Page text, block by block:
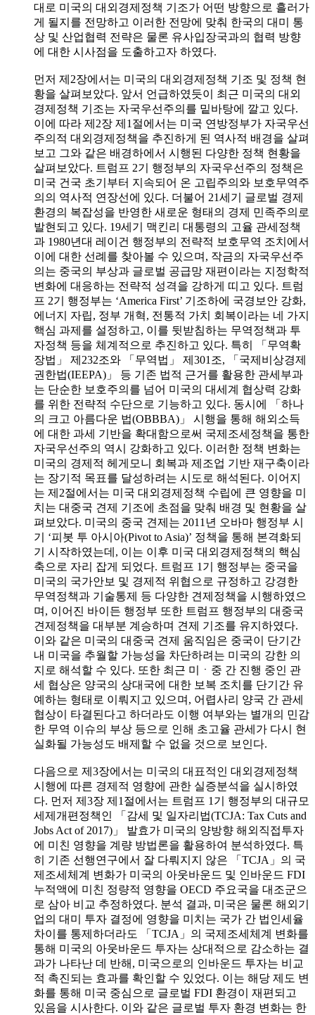
대로 미국의 대외경제정책 기조가 어떤 방향으로 흘러가
게 될지를 전망하고 이러한 전망에 맞춰 한국의 대미 통
상 및 산업협력 전략은 물론 유사입장국과의 협력 방향
에 대한 시사점을 도출하고자 하였다.
먼저 제2장에서는 미국의 대외경제정책 기조 및 정책 현
황을 살펴보았다. 앞서 언급하였듯이 최근 미국의 대외
경제정책 기조는 자국우선주의를 밑바탕에 깔고 있다.
이에 따라 제2장 제1절에서는 미국 연방정부가 자국우선
주의적 대외경제정책을 추진하게 된 역사적 배경을 살펴
보고 그와 같은 배경하에서 시행된 다양한 정책 현황을
살펴보았다. 트럼프 2기 행정부의 자국우선주의 정책은
미국 건국 초기부터 지속되어 온 고립주의와 보호무역주
의의 역사적 연장선에 있다. 더불어 21세기 글로벌 경제
환경의 복잡성을 반영한 새로운 형태의 경제 민족주의로
발현되고 있다. 19세기 맥킨리 대통령의 고율 관세정책
과 1980년대 레이건 행정부의 전략적 보호무역 조치에서
이에 대한 선례를 찾아볼 수 있으며, 작금의 자국우선주
의는 중국의 부상과 글로벌 공급망 재편이라는 지정학적
변화에 대응하는 전략적 성격을 강하게 띠고 있다. 트럼
프 2기 행정부는 ‘America First’ 기조하에 국경보안 강화,
에너지 자립, 정부 개혁, 전통적 가치 회복이라는 네 가지
핵심 과제를 설정하고, 이를 뒷받침하는 무역정책과 투
자정책 등을 체계적으로 추진하고 있다. 특히 「무역확
장법」 제232조와 「무역법」 제301조, 「국제비상경제
권한법(IEEPA)」 등 기존 법적 근거를 활용한 관세부과
는 단순한 보호주의를 넘어 미국의 대세계 협상력 강화
를 위한 전략적 수단으로 기능하고 있다. 동시에 「하나
의 크고 아름다운 법(OBBBA)」 시행을 통해 해외소득
에 대한 과세 기반을 확대함으로써 국제조세정책을 통한
자국우선주의 역시 강화하고 있다. 이러한 정책 변화는
미국의 경제적 헤게모니 회복과 제조업 기반 재구축이라
는 장기적 목표를 달성하려는 시도로 해석된다. 이어지
는 제2절에서는 미국 대외경제정책 수립에 큰 영향을 미
치는 대중국 견제 기조에 초점을 맞춰 배경 및 현황을 살
펴보았다. 미국의 중국 견제는 2011년 오바마 행정부 시
기 ‘피봇 투 아시아(Pivot to Asia)’ 정책을 통해 본격화되
기 시작하였는데, 이는 이후 미국 대외경제정책의 핵심
축으로 자리 잡게 되었다. 트럼프 1기 행정부는 중국을
미국의 국가안보 및 경제적 위협으로 규정하고 강경한
무역정책과 기술통제 등 다양한 견제정책을 시행하였으
며, 이어진 바이든 행정부 또한 트럼프 행정부의 대중국
견제정책을 대부분 계승하며 견제 기조를 유지하였다.
이와 같은 미국의 대중국 견제 움직임은 중국이 단기간
내 미국을 추월할 가능성을 차단하려는 미국의 강한 의
지로 해석할 수 있다. 또한 최근 미ㆍ중 간 진행 중인 관
세 협상은 양국의 상대국에 대한 보복 조치를 단기간 유
예하는 형태로 이뤄지고 있으며, 어렵사리 양국 간 관세
협상이 타결된다고 하더라도 이행 여부와는 별개의 민감
한 무역 이슈의 부상 등으로 인해 초고율 관세가 다시 현
실화될 가능성도 배제할 수 없을 것으로 보인다.
다음으로 제3장에서는 미국의 대표적인 대외경제정책
시행에 따른 경제적 영향에 관한 실증분석을 실시하였
다. 먼저 제3장 제1절에서는 트럼프 1기 행정부의 대규모
세제개편정책인 「감세 및 일자리법(TCJA: Tax Cuts and
Jobs Act of 2017)」 발효가 미국의 양방향 해외직접투자
에 미친 영향을 계량 방법론을 활용하여 분석하였다. 특
히 기존 선행연구에서 잘 다뤄지지 않은 「TCJA」의 국
제조세체계 변화가 미국의 아웃바운드 및 인바운드 FDI
누적액에 미친 정량적 영향을 OECD 주요국을 대조군으
로 삼아 비교 추정하였다. 분석 결과, 미국은 물론 해외기
업의 대미 투자 결정에 영향을 미치는 국가 간 법인세율
차이를 통제하더라도 「TCJA」의 국제조세체계 변화를
통해 미국의 아웃바운드 투자는 상대적으로 감소하는 결
과가 나타난 데 반해, 미국으로의 인바운드 투자는 비교
적 촉진되는 효과를 확인할 수 있었다. 이는 해당 제도 변
화를 통해 미국 중심으로 글로벌 FDI 환경이 재편되고
있음을 시사한다. 이와 같은 글로벌 투자 환경 변화는 한